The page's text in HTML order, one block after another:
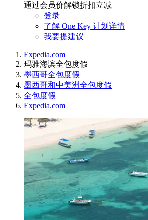
通过会员价解锁折扣立减
登录
了解 One Key 计划详情
我要提建议
Expedia.com
玛雅海滨全包度假
墨西哥全包度假
墨西哥和中美洲全包度假
全包度假
Expedia.com